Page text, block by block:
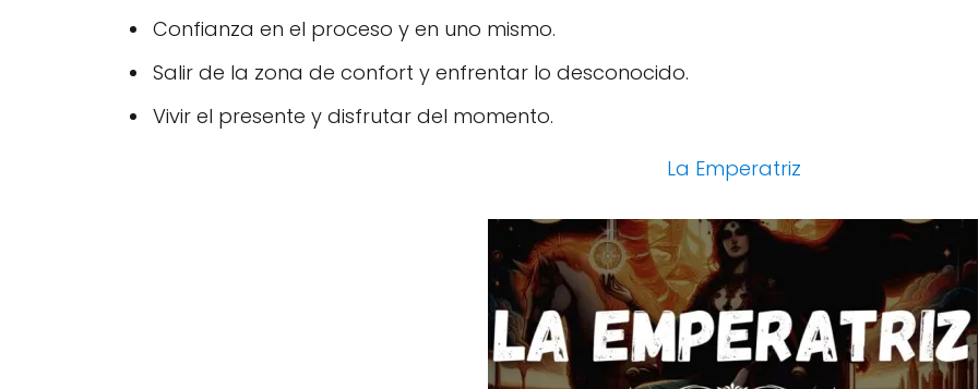
Confianza en el proceso y en uno mismo.
Salir de la zona de confort y enfrentar lo desconocido.
Vivir el presente y disfrutar del momento.
La Emperatriz